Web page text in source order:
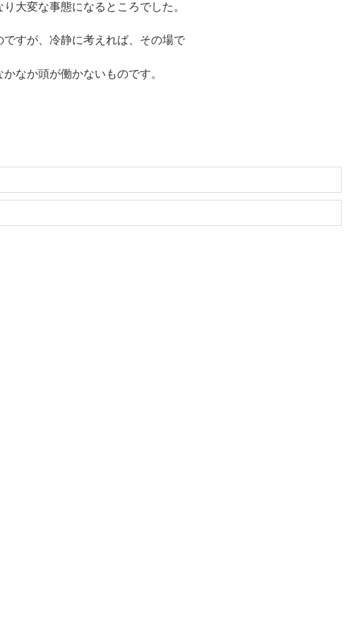
大変な事態になるところでした。
すが、冷静に考えれば、その場で
なか頭が働かないものです。